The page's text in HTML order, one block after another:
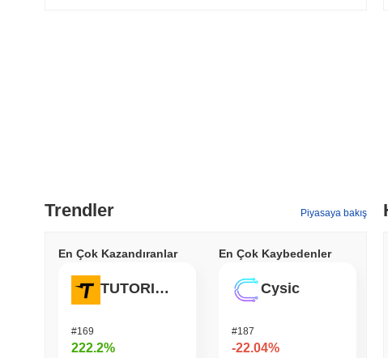
Trendler Piyasaya bakış
En Çok Kazandıranlar
TUTORIAL
#169
222.2%
En Çok Kaybedenler
Cysic
#187
-22.04%